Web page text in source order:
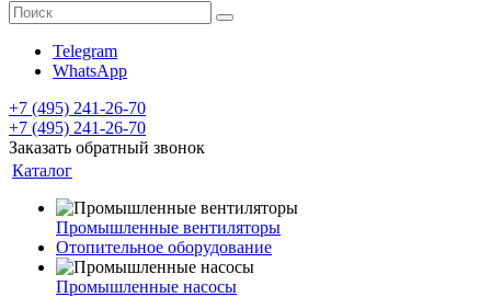
Telegram
WhatsApp
+7 (495) 241-26-70
+7 (495) 241-26-70
Заказать обратный звонок
Каталог
Промышленные вентиляторы
Отопительное оборудование
Промышленные насосы